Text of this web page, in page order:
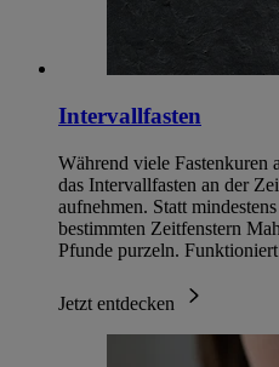
Intervallfasten
Während viele Fastenkuren
das Intervallfasten an der
aufnehmen. Statt
bestimmten Zeitfenstern
Pfunde purzeln. Funktioniert
Jetzt entdecken